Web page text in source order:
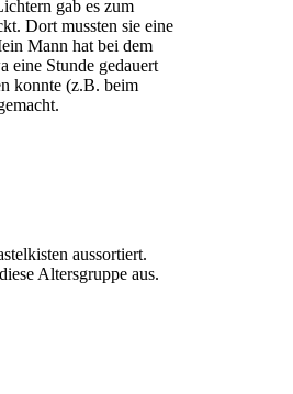
gab es zum
Dort mussten sie eine
Mann hat bei dem
eine Stunde gedauert
konnte (z.B. beim
aussortiert.
Altersgruppe aus.